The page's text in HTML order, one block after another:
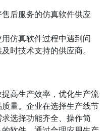
后服务的仿真软件供应
仿真软件过程中遇到问
时技术支持的供应商。
高生产效率，优化生产流
量。企业在选择生产线节
选择功能齐全、操作简